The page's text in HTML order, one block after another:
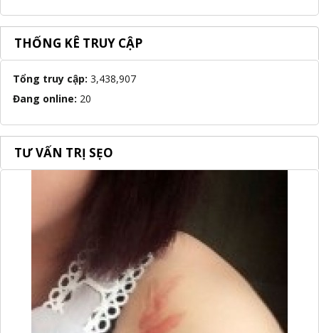
THỐNG KÊ TRUY CẬP
Tổng truy cập: 3,438,907
Đang online: 20
TƯ VẤN TRỊ SẸO